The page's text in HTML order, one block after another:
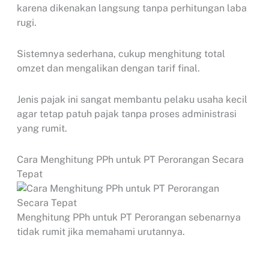
karena dikenakan langsung tanpa perhitungan laba
rugi.
Sistemnya sederhana, cukup menghitung total
omzet dan mengalikan dengan tarif final.
Jenis pajak ini sangat membantu pelaku usaha kecil
agar tetap patuh pajak tanpa proses administrasi
yang rumit.
Cara Menghitung PPh untuk PT Perorangan Secara
Tepat
Menghitung PPh untuk PT Perorangan sebenarnya
tidak rumit jika memahami urutannya.